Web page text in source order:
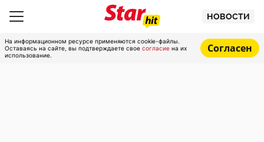
НОВОСТИ
На информационном ресурсе применяются cookie-файлы.
Оставаясь на сайте, вы подтверждаете свое согласие на их
использование.
Согласен